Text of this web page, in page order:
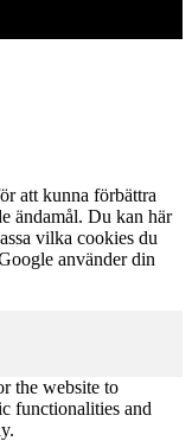
att kunna förbättra
ändamål. Du kan här
vilka cookies du
använder din
the website to
functionalities and